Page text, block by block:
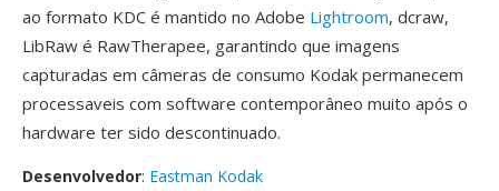
ao formato KDC é mantido no Adobe Lightroom, dcraw,
LibRaw é RawTherapee, garantindo que imagens
capturadas em câmeras de consumo Kodak permanecem
processaveis com software contemporâneo muito após o
hardware ter sido descontinuado.
Desenvolvedor: Eastman Kodak